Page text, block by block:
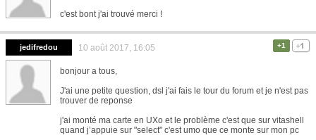
c'est bont j'ai trouvé merci !
jedifredou 10 août 2017, 16:05 +1
bonjour a tous,
J'ai une petite question, dsl j'ai fais le tour du forum et je n'est pas
trouver de reponse
j'ai monté ma carte en UXo et le problème c'est que sur vitashell
quand j’appuie sur "select" c'est umo que ce monte sur mon pc